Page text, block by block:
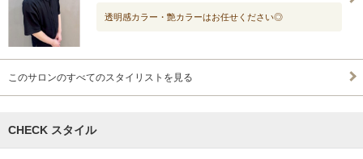
透明感カラー・艶カラーはお任せください◎
このサロンのすべてのスタイリストを見る
CHECK スタイル